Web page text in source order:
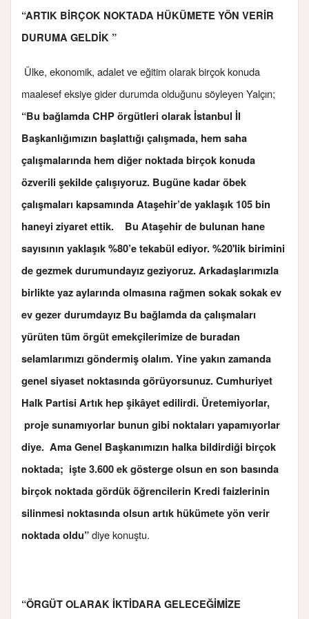
“ARTIK BİRÇOK NOKTADA HÜKÜMETE YÖN VERİR
DURUMA GELDİK ”
Ülke, ekonomik, adalet ve eğitim olarak birçok konuda
maalesef eksiye gider durumda olduğunu söyleyen Yalçın;
“Bu bağlamda CHP örgütleri olarak İstanbul İl
Başkanlığımızın başlattığı çalışmada, hem saha
çalışmalarında hem diğer noktada birçok konuda
özverili şekilde çalışıyoruz. Bugüne kadar öbek
çalışmaları kapsamında Ataşehir’de yaklaşık 105 bin
haneyi ziyaret ettik. Bu Ataşehir de bulunan hane
sayısının yaklaşık %80’e tekabül ediyor. %20'lik birimini
de gezmek durumundayız geziyoruz. Arkadaşlarımızla
birlikte yaz aylarında olmasına rağmen sokak sokak ev
ev gezer durumdayız Bu bağlamda da çalışmaları
yürüten tüm örgüt emekçilerimize de buradan
selamlarımızı göndermiş olalım. Yine yakın zamanda
genel siyaset noktasında görüyorsunuz. Cumhuriyet
Halk Partisi Artık hep şikâyet edilirdi. Üretemiyorlar,
proje sunamıyorlar bunun gibi noktaları yapamıyorlar
diye. Ama Genel Başkanımızın halka bildirdiği birçok
noktada; işte 3.600 ek gösterge olsun en son basında
birçok noktada gördük öğrencilerin Kredi faizlerinin
silinmesi noktasında olsun artık hükümete yön verir
noktada oldu”diye konuştu.
“ÖRGÜT OLARAK İKTİDARA GELECEĞİMİZE